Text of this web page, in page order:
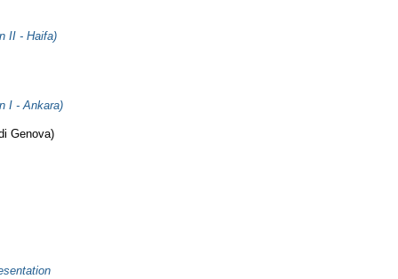
II - Haifa)
I - Ankara)
Genova)